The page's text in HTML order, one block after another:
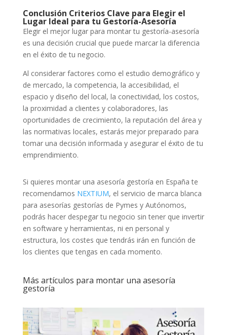
Conclusión Criterios Clave para Elegir el
Lugar Ideal para tu Gestoría-Asesoría
Elegir el mejor lugar para montar tu gestoría-asesoría
es una decisión crucial que puede marcar la diferencia
en el éxito de tu negocio.
Al considerar factores como el estudio demográfico y
de mercado, la competencia, la accesibilidad, el
espacio y diseño del local, la conectividad, los costos,
la proximidad a clientes y colaboradores, las
oportunidades de crecimiento, la reputación del área y
las normativas locales, estarás mejor preparado para
tomar una decisión informada y asegurar el éxito de tu
emprendimiento.
Si quieres montar una asesoría gestoría en España te
recomendamos NEXTIUM, el servicio de marca blanca
para asesorías gestorías de Pymes y Autónomos,
podrás hacer despegar tu negocio sin tener que invertir
en software y herramientas, ni en personal y
estructura, los costes que tendrás irán en función de
los clientes que tengas en cada momento.
Más artículos para montar una asesoría
gestoría